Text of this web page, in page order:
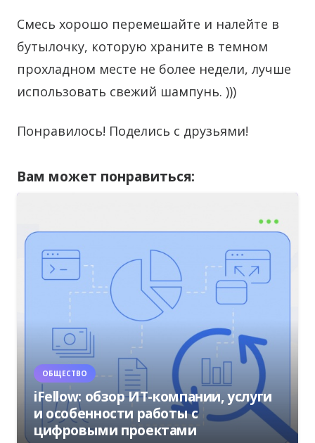
Смесь хорошо перемешайте и налейте в
бутылочку, которую храните в темном
прохладном месте не более недели, лучше
использовать свежий шампунь. )))
Понравилось! Поделись с друзьями!
Вам может понравиться:
ОБЩЕСТВО
iFellow: обзор ИТ-компании, услуги
и особенности работы с
цифровыми проектами